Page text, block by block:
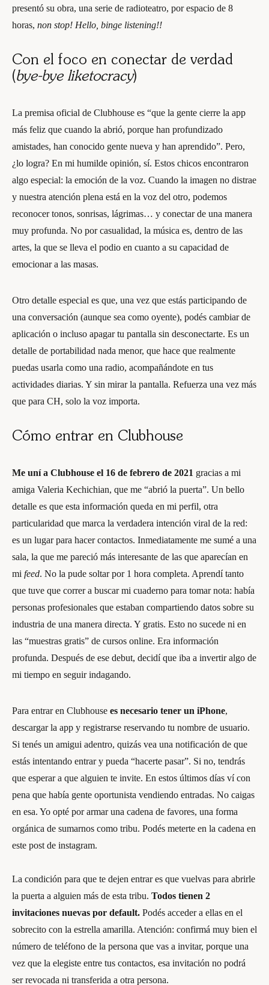
presentó su obra, una serie de radioteatro, por espacio de 8
horas, non stop! Hello, binge listening!!
Con el foco en conectar de verdad
(bye-bye liketocracy)
La premisa oficial de Clubhouse es “que la gente cierre la app
más feliz que cuando la abrió, porque han profundizado
amistades, han conocido gente nueva y han aprendido”. Pero,
¿lo logra? En mi humilde opinión, sí. Estos chicos encontraron
algo especial: la emoción de la voz. Cuando la imagen no distrae
y nuestra atención plena está en la voz del otro, podemos
reconocer tonos, sonrisas, lágrimas… y conectar de una manera
muy profunda. No por casualidad, la música es, dentro de las
artes, la que se lleva el podio en cuanto a su capacidad de
emocionar a las masas.
Otro detalle especial es que, una vez que estás participando de
una conversación (aunque sea como oyente), podés cambiar de
aplicación o incluso apagar tu pantalla sin desconectarte. Es un
detalle de portabilidad nada menor, que hace que realmente
puedas usarla como una radio, acompañándote en tus
actividades diarias. Y sin mirar la pantalla. Refuerza una vez más
que para CH, solo la voz importa.
Cómo entrar en Clubhouse
Me uní a Clubhouse el 16 de febrero de 2021 gracias a mi
amiga Valeria Kechichian, que me “abrió la puerta”. Un bello
detalle es que esta información queda en mi perfil, otra
particularidad que marca la verdadera intención viral de la red:
es un lugar para hacer contactos. Inmediatamente me sumé a una
sala, la que me pareció más interesante de las que aparecían en
mi feed. No la pude soltar por 1 hora completa. Aprendí tanto
que tuve que correr a buscar mi cuaderno para tomar nota: había
personas profesionales que estaban compartiendo datos sobre su
industria de una manera directa. Y gratis. Esto no sucede ni en
las “muestras gratis” de cursos online. Era información
profunda. Después de ese debut, decidí que iba a invertir algo de
mi tiempo en seguir indagando.
Para entrar en Clubhouse es necesario tener un iPhone,
descargar la app y registrarse reservando tu nombre de usuario.
Si tenés un amigui adentro, quizás vea una notificación de que
estás intentando entrar y pueda “hacerte pasar”. Si no, tendrás
que esperar a que alguien te invite. En estos últimos días ví con
pena que había gente oportunista vendiendo entradas. No caigas
en esa. Yo opté por armar una cadena de favores, una forma
orgánica de sumarnos como tribu. Podés meterte en la cadena en
este post de instagram.
La condición para que te dejen entrar es que vuelvas para abrirle
la puerta a alguien más de esta tribu. Todos tienen 2
invitaciones nuevas por default. Podés acceder a ellas en el
sobrecito con la estrella amarilla. Atención: confirmá muy bien el
número de teléfono de la persona que vas a invitar, porque una
vez que la elegiste entre tus contactos, esa invitación no podrá
ser revocada ni transferida a otra persona.